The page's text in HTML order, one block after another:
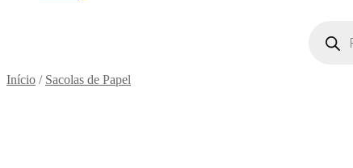
produtos
Início / Sacolas de Papel